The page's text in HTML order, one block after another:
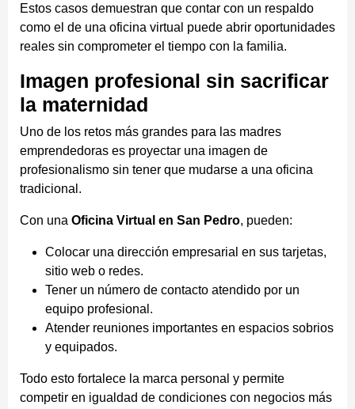
Estos casos demuestran que contar con un respaldo
como el de una oficina virtual puede abrir oportunidades
reales sin comprometer el tiempo con la familia.
Imagen profesional sin sacrificar
la maternidad
Uno de los retos más grandes para las madres
emprendedoras es proyectar una imagen de
profesionalismo sin tener que mudarse a una oficina
tradicional.
Con una Oficina Virtual en San Pedro, pueden:
Colocar una dirección empresarial en sus tarjetas,
sitio web o redes.
Tener un número de contacto atendido por un
equipo profesional.
Atender reuniones importantes en espacios sobrios
y equipados.
Todo esto fortalece la marca personal y permite
competir en igualdad de condiciones con negocios más